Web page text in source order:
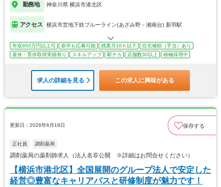
勤務地 神奈川県 横浜市港北区
アクセス 横浜市営地下鉄ブルーライン(あざみ野－湘南台) 新羽駅
年収650万円以上可 新卒も応募可能 残業月10ｈ以下
住宅補助（手当）あり
産休・育休取得実績有り
スキルアップ 駅チカ 店舗数30以上 積極採用中
求人の詳細を見る この求人に興味がある
更新日：2026年6月18日 保存する
正社員 調剤薬局
調剤薬局の薬剤師求人（法人名非公開 ※詳細はお問合せください）
【横浜市港北区】全国展開のグループ法人で安定した
経営◎豊富なキャリアパスと研修制度が魅力です！